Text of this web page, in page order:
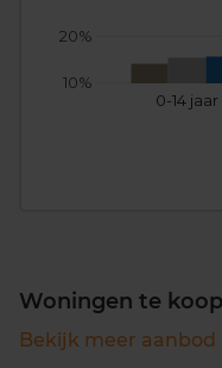
0-14 jaar
10%
20%
Woningen te
Bekijk meer aanbod